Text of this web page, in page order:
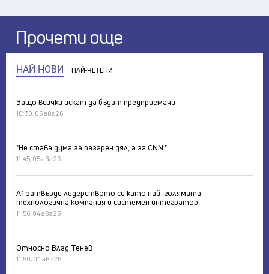
Прочети още
НАЙ-НОВИ НАЙ-ЧЕТЕНИ
Защо всички искат да бъдат предприемачи
10:30, 06 авг 26
"Не става дума за пазарен дял, а за CNN."
11:45, 05 авг 26
А1 затвърди лидерството си като най-голямата
технологична компания и системен интегратор
11:56, 04 авг 26
Относно Влад Тенев
11:50, 04 авг 26